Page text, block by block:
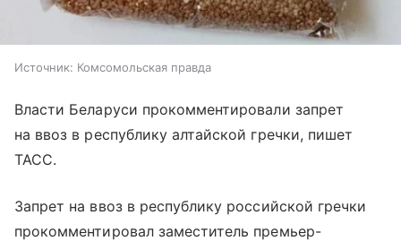
Источник: Комсомольская правда
Власти Беларуси прокомментировали запрет
на ввоз в республику алтайской гречки, пишет
ТАСС.
Запрет на ввоз в республику российской гречки
прокомментировал заместитель премьер-